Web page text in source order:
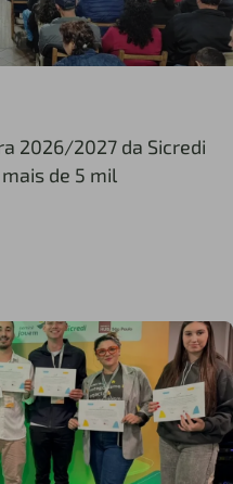
2026/2027 da Sicredi
de 5 mil